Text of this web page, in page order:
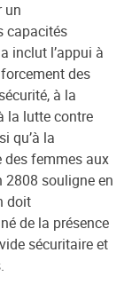
un
capacités
inclut l’appui à
des
à la
la lutte contre
qu’à la
des femmes aux
2808 souligne en
doit
de la présence
sécuritaire et